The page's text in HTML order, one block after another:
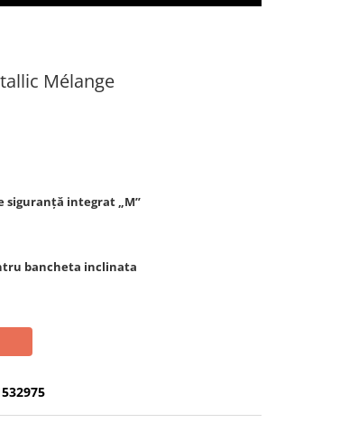
Mélange
siguranță integrat „M”
bancheta inclinata